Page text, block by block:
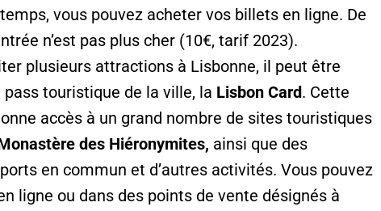
vous pouvez acheter vos billets en ligne. De
n’est pas plus cher (10€, tarif 2023).
plusieurs attractions à Lisbonne, il peut être
touristique de la ville, la Lisbon Card. Cette
accès à un grand nombre de sites touristiques
des Hiéronymites, ainsi que des
en commun et d’autres activités. Vous pouvez
ligne ou dans des points de vente désignés à